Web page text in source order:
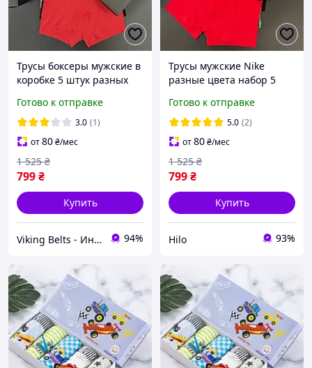
Трусы боксеры мужские в
коробке 5 штук разных
хлопковые хорошего
качества в упаковке
бренд CK
Готово к отправке
3.0 (1)
от80₴/мес
799₴
1 525 ₴
Купить
Viking Belts - Интернет магазин кожаных аксессуаров 94%
Трусы мужские Nike
разные цвета набор 5
Найк качественное
нижнее белье из
натурального хлопка
Готово к отправке
5.0 (2)
от80₴/мес
799₴
1 525 ₴
Купить
Hilo 93%